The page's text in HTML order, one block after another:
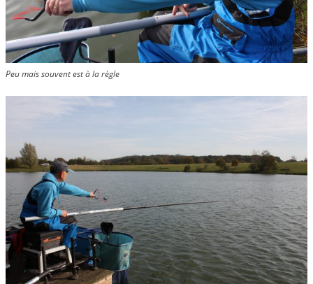
Peu mais souvent est à la règle